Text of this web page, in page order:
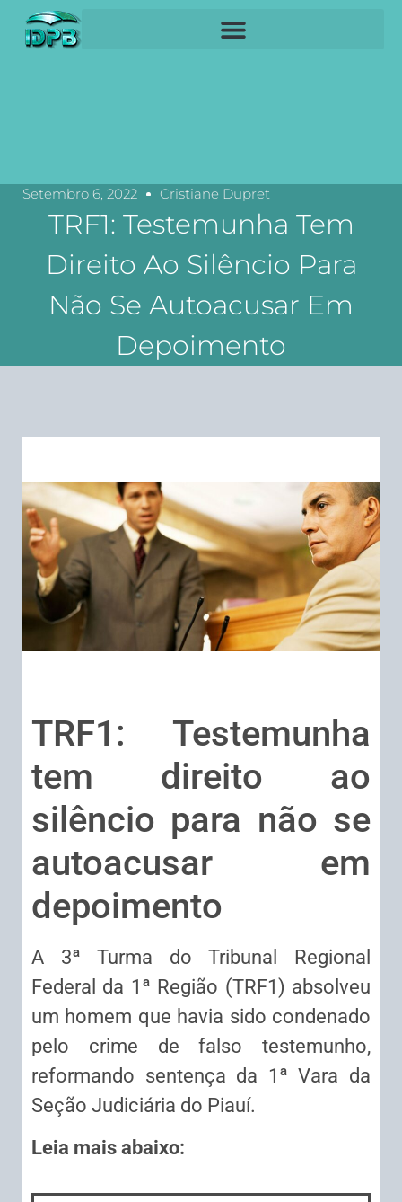
Setembro 6, 2022 Cristiane Dupret
TRF1: Testemunha Tem
Direito Ao Silêncio Para
Não Se Autoacusar Em
Depoimento
TRF1: Testemunha
tem direito ao
silêncio para não se
autoacusar em
depoimento
A 3ª Turma do Tribunal Regional
Federal da 1ª Região (TRF1) absolveu
um homem que havia sido condenado
pelo crime de falso testemunho,
reformando sentença da 1ª Vara da
Seção Judiciária do Piauí.
Leia mais abaixo: